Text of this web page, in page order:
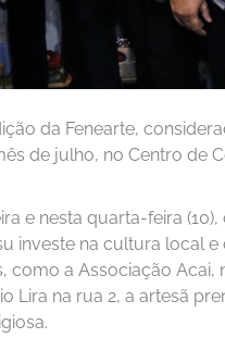
da Fenearte,
de julho, no Centro
e nesta quarta-feira
investe na cultura local
a Associação Acai,
Lira na rua 2, a artesã